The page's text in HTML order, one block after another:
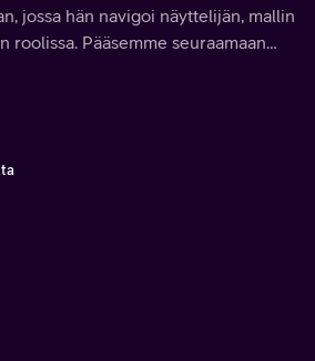
jossa hän navigoi näyttelijän, mallin
roolissa. Pääsemme seuraamaan